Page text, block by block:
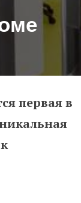
первая в